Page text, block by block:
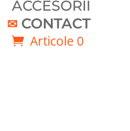
ACCESORII
CONTACT
Articole 0